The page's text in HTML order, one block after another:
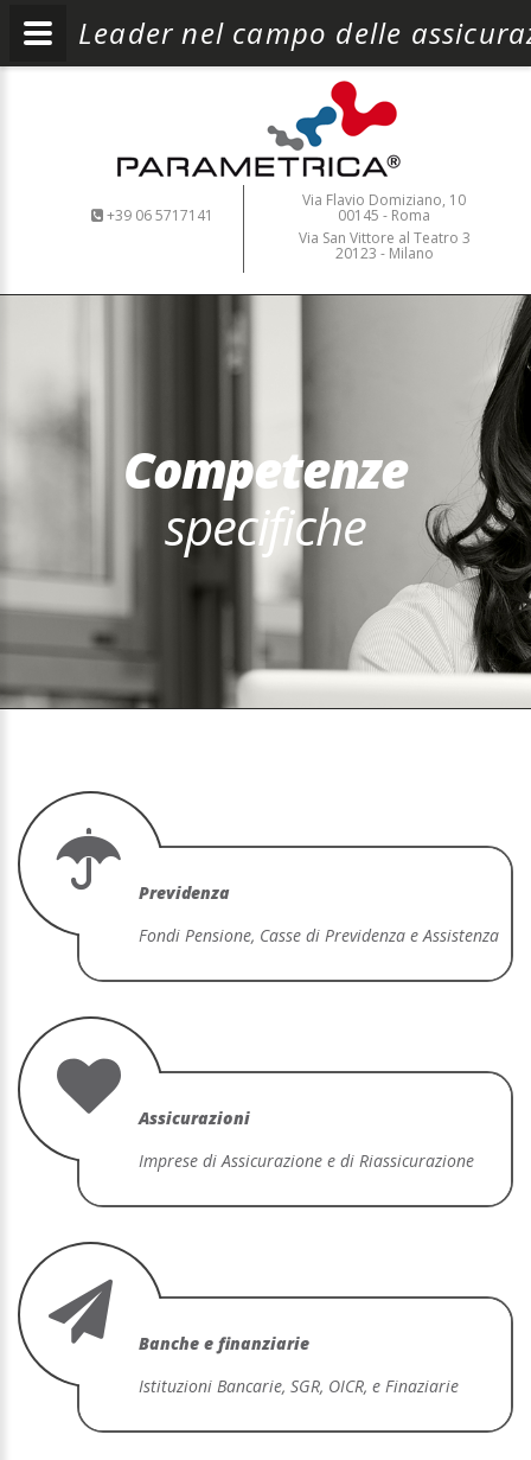
+39 06 5717141
Via Flavio Domiziano, 10
00145 - Roma
Via San Vittore al Teatro 3
20123 - Milano
Competenze
specifiche
Previdenza
Fondi Pensione, Casse di Previdenza e Assistenza
Assicurazioni
Imprese di Assicurazione e di Riassicurazione
Banche e finanziarie
Istituzioni Bancarie, SGR, OICR, e Finaziarie
Leader nel campo delle